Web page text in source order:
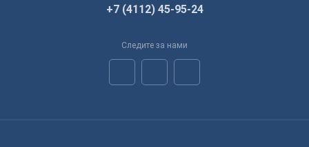
+7 (4112) 45-95-24
Следите за нами